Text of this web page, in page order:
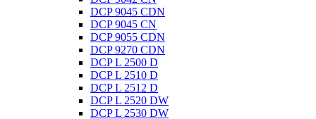
DCP 9045 CDN
DCP 9045 CN
DCP 9055 CDN
DCP 9270 CDN
DCP L 2500 D
DCP L 2510 D
DCP L 2512 D
DCP L 2520 DW
DCP L 2530 DW